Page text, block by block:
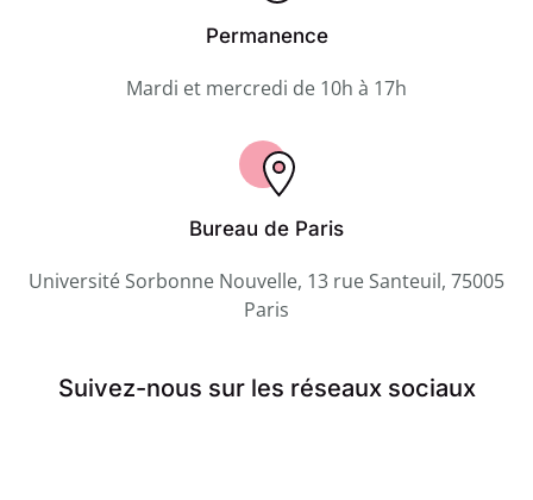
Permanence
Mardi et mercredi de 10h à 17h
Bureau de Paris
Université Sorbonne Nouvelle, 13 rue Santeuil, 75005
Paris
Suivez-nous sur les réseaux sociaux